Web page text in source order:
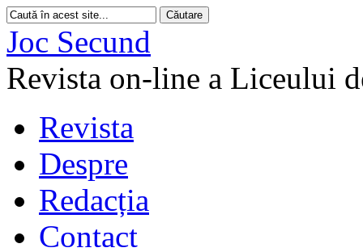
Joc Secund
Revista on-line a Liceului
Revista
Despre
Redacția
Contact